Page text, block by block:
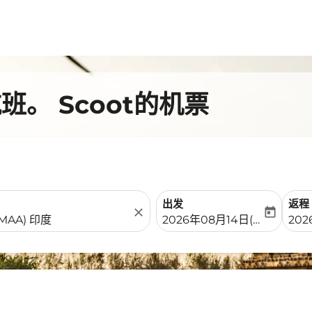
。 Scoot的机票
close
出发
fc-booking-departure-
2026年08月14日(周五)
today
返程
fc-